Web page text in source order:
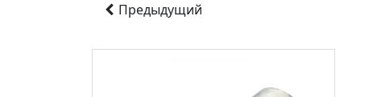
Предыдущий